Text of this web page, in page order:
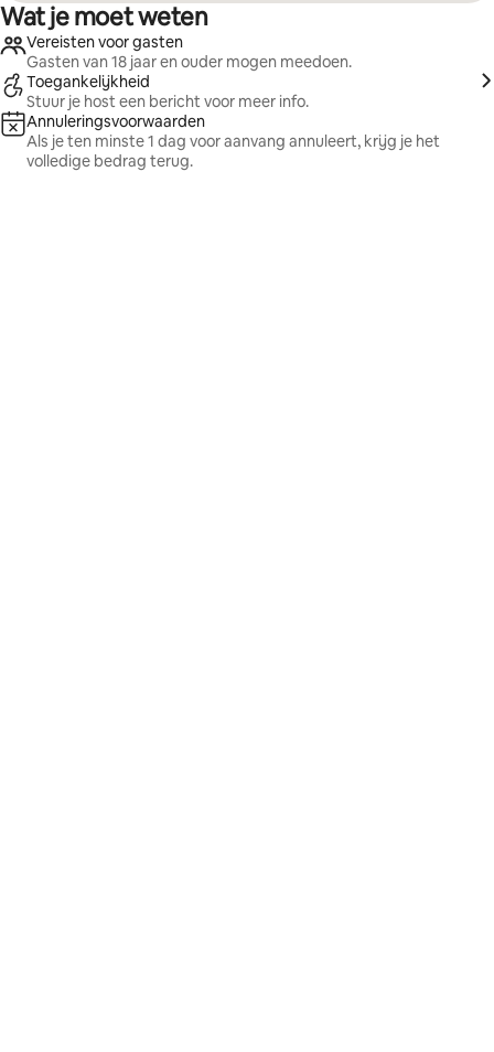
Wat je moet weten
Vereisten voor gasten
Gasten van 18 jaar en ouder mogen meedoen.
Toegankelijkheid
Stuur je host een bericht voor meer info.
Annuleringsvoorwaarden
Als je ten minste 1 dag voor aanvang annuleert, krijg je het
volledige bedrag terug.